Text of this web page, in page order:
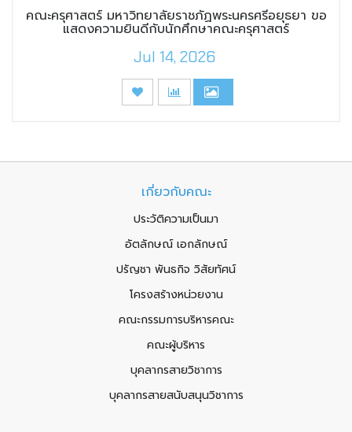
คณะครุศาสตร์ มหาวิทยาลัยราชภัฏพระนครศรีอยุธยา ขอ
แสดงความยินดีกับนักศึกษาคณะครุศาสตร์
Jul 14, 2026
เกี่ยวกับคณะ
ประวัติความเป็นมา
อัตลักษณ์ เอกลักษณ์
ปรัญชา พันธกิจ วิสัยทัศน์
โครงสร้างหน่วยงาน
คณะกรรมการบริหารคณะ
คณะผู้บริหาร
บุคลากรสายวิชาการ
บุคลากรสายสนับสนุนวิชาการ